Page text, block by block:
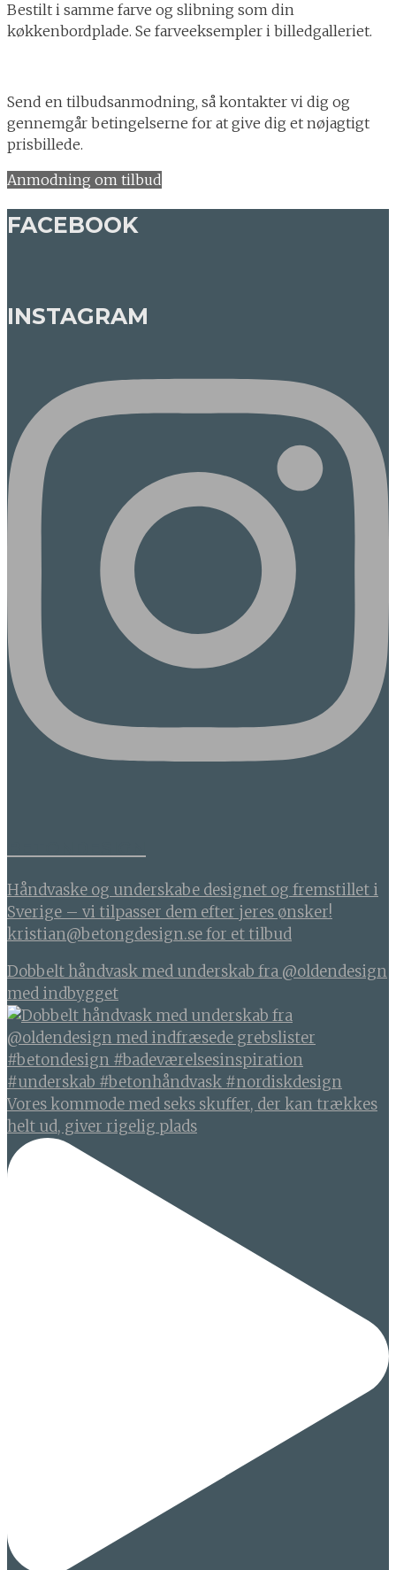
Bestilt i samme farve og slibning som din
køkkenbordplade. Se farveeksempler i billedgalleriet.
Send en tilbudsanmodning, så kontakter vi dig og
gennemgår betingelserne for at give dig et nøjagtigt
prisbillede.
Anmodning om tilbud
FACEBOOK
INSTAGRAM
Håndvaske og underskabe designet og fremstillet i
Sverige – vi tilpasser dem efter jeres ønsker!
kristian@betongdesign.se for et tilbud
Dobbelt håndvask med underskab fra @oldendesign
med indbygget
Vores kommode med seks skuffer, der kan trækkes
helt ud, giver rigelig plads